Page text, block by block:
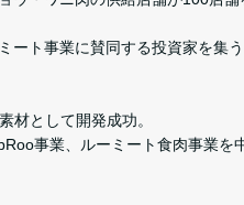
ト事業に賛同する投資家を集う
材として開発成功。
事業、ルーミート食肉事業を